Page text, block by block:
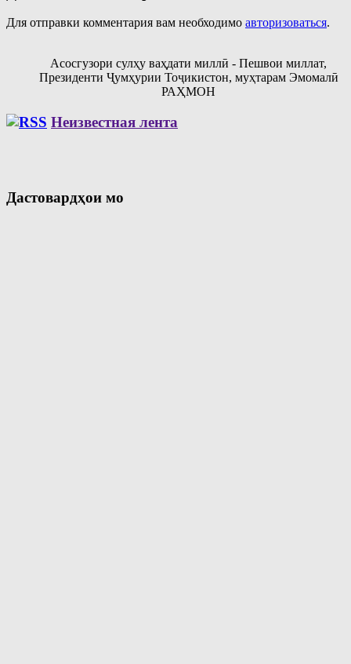
Для отправки комментария вам необходимо авторизоваться.
Асосгузори сулҳу ваҳдати миллӣ - Пешвои миллат,
Президенти Ҷумҳурии Тоҷикистон, муҳтарам Эмомалӣ
РАҲМОН
Неизвестная лента
Дастовардҳои мо